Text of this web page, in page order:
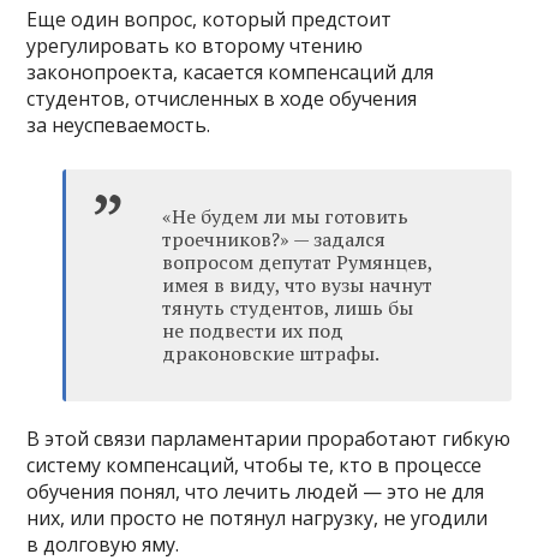
Еще один вопрос, который предстоит
урегулировать ко второму чтению
законопроекта, касается компенсаций для
студентов, отчисленных в ходе обучения
за неуспеваемость.
«Не будем ли мы готовить
троечников?» — задался
вопросом депутат Румянцев,
имея в виду, что вузы начнут
тянуть студентов, лишь бы
не подвести их под
драконовские штрафы.
В этой связи парламентарии проработают гибкую
систему компенсаций, чтобы те, кто в процессе
обучения понял, что лечить людей — это не для
них, или просто не потянул нагрузку, не угодили
в долговую яму.